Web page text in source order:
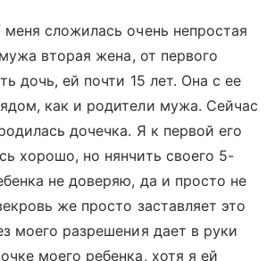
сложилась очень непростая
вторая жена, от первого
дочь, ей почти 15 лет. Она с ее
как и родители мужа. Сейчас
дочечка. Я к первой его
хорошо, но нянчить своего 5-
не доверяю, да и просто не
же просто заставляет это
моего разрешения дает в руки
моего ребенка, хотя я ей